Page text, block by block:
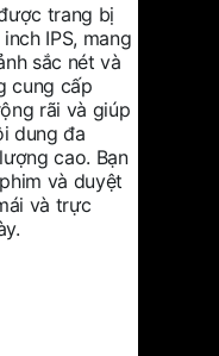
trang bị
IPS, mang
sắc nét và
cung cấp
rãi và giúp
dung đa
cao. Bạn
và duyệt
và trực